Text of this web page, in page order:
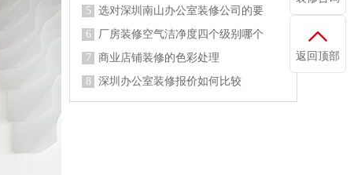
5
选对深圳南山办公室装修公司的要
6
厂房装修空气洁净度四个级别哪个
7
商业店铺装修的色彩处理
8
深圳办公室装修报价如何比较
返回顶部